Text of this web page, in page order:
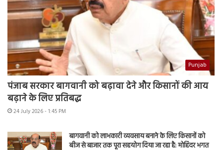
Punjab
पंजाब सरकार बागवानी को बढ़ावा देने और किसानों की आय
बढ़ाने के लिए प्रतिबद्ध
24 July 2026 - 1:45 PM
बागवानी को लाभकारी व्यवसाय बनाने के लिए किसानों को
बीज से बाजार तक पूरा सहयोग दिया जा रहा है: मोहिंदर भगत